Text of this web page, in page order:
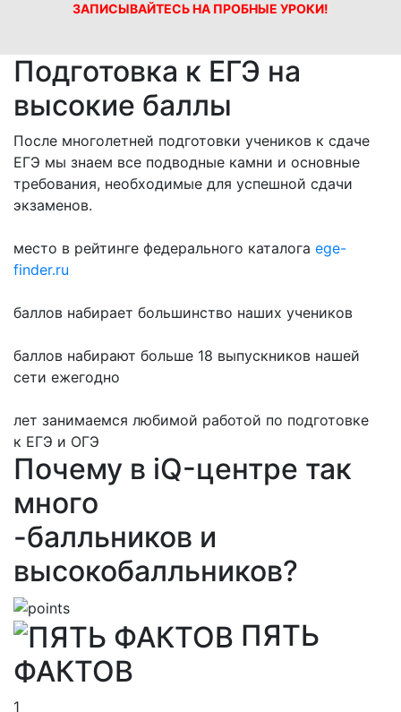
ЗАПИСЫВАЙТЕСЬ НА ПРОБНЫЕ УРОКИ!
Подготовка к ЕГЭ на
высокие баллы
После многолетней подготовки учеников к сдаче
ЕГЭ мы знаем все подводные камни и основные
требования, необходимые для успешной сдачи
экзаменов.
место в рейтинге федерального каталога ege-
finder.ru
баллов набирает большинство наших учеников
баллов набирают больше 18 выпускников нашей
сети ежегодно
лет занимаемся любимой работой по подготовке
к ЕГЭ и ОГЭ
Почему в iQ-центре так
много
-балльников и
высокобалльников?
ПЯТЬ
ФАКТОВ
1